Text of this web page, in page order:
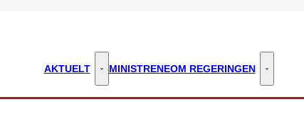
AKTUELT Aktuelt - Flere links
MINISTRENEOM REGERINGEN Om